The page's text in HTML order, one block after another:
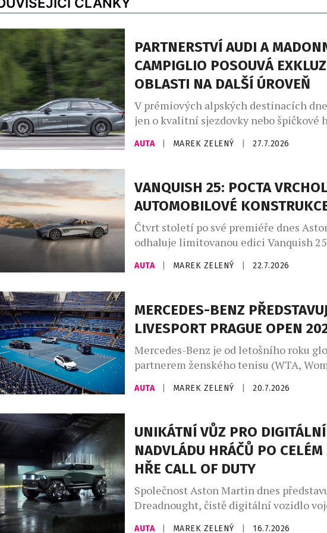
PARTNERSTVÍ AUDI A
CAMPIGLIO POSOUVÁ
OBLASTI NA DALŠÍ ÚROVEŇ
V prémiových alpských destinacích
jen o kvalitní sjezdovky nebo špičkové
větší roli hrají značky, které dokážou
charakter místa. Madonna di Campiglio
společností Audi, jež se stala nedílnou
života tohoto prestižního střediska.
nevzniklo pouze z marketingových
Madonna […]
AUTA MAREK ZELENÝ 27.7.2026
VANQUISH 25: POCTA
AUTOMOBILOVÉ
Čtvrt století po své premiéře dnes
odhaluje limitovanou edici Vanquish
poctu třem generacím tohoto slavného
automobilu, vytvořenou zakázkovým
divize zakázkových úprav Q by Aston
uplatňují své bezkonkurenční
vozů na míru a speciálních modelů a
ukázkou je […]
AUTA MAREK ZELENÝ 22.7.2026
MERCEDES-BENZ
LIVESPORT PRAGUE OPEN
Mercedes-Benz je od letošního roku
partnerem ženského tenisu (WTA,
Association) a aktivně se zapojuje do
kategorie WTA 1000, 500 a 250.
značky Mercedes-Benz pokračuje také v
republice. Tenisový turnaj WTA
Open 2026 je místem pro národní
Mercedes-Benz VLE. Mercedes-Benz […]
AUTA MAREK ZELENÝ 20.7.2026
UNIKÁTNÍ VŮZ PRO DIGITÁLNÍ
NADVLÁDU HRÁČŮ PO CELÉM
HŘE CALL OF DUTY
Společnost Aston Martin dnes
Dreadnought, čistě digitální vozidlo
specifikace navržené exkluzivně pro
AUTA MAREK ZELENÝ 16.7.2026